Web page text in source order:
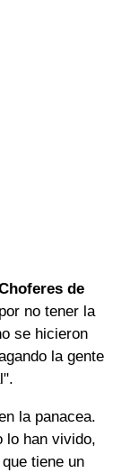
de
no tener la
se hicieron
la gente
la panacea.
lo han vivido,
tiene un